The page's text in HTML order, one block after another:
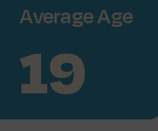
AverageAge
19